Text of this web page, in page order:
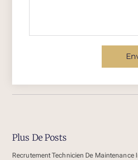
Plus De Posts
Recrutement Technicien De Maintenance